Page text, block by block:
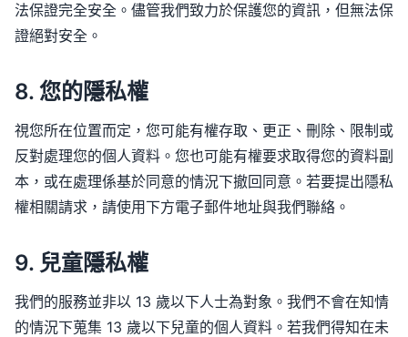
法保證完全安全。儘管我們致力於保護您的資訊，但無法保
證絕對安全。
8. 您的隱私權
視您所在位置而定，您可能有權存取、更正、刪除、限制或
反對處理您的個人資料。您也可能有權要求取得您的資料副
本，或在處理係基於同意的情況下撤回同意。若要提出隱私
權相關請求，請使用下方電子郵件地址與我們聯絡。
9. 兒童隱私權
我們的服務並非以 13 歲以下人士為對象。我們不會在知情
的情況下蒐集 13 歲以下兒童的個人資料。若我們得知在未